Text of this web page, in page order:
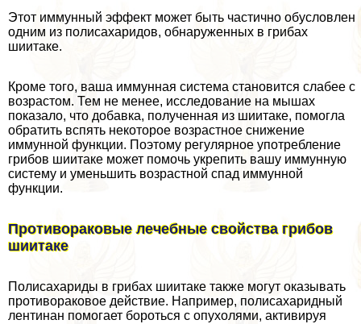
Этот иммунный эффект может быть частично обусловлен
одним из полисахаридов, обнаруженных в грибах
шиитаке.
Кроме того, ваша иммунная система становится слабее с
возрастом. Тем не менее, исследование на мышах
показало, что добавка, полученная из шиитаке, помогла
обратить вспять некоторое возрастное снижение
иммунной функции. Поэтому регулярное употрeбление
грибов шиитаке может помочь укрепить вашу иммунную
систему и уменьшить возрастной спад иммунной
функции.
Противоpaковые лечебные свойства грибов
шиитаке
Полисахариды в грибах шиитаке также могут оказывать
противоpaковое действие. Например, полисахаридный
лентинан помогает бороться с опухолями, активируя